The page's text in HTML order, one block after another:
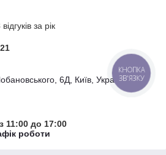
за рік
6Д, Київ, Україна
11:00 до 17:00
роботи
КНОПКА
ЗВ'ЯЗКУ